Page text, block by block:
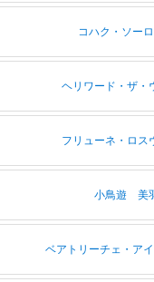
コハク・ソー
ヘリワード・ザ・
フリューネ・ロス
小鳥遊 美
ベアトリーチェ・ア